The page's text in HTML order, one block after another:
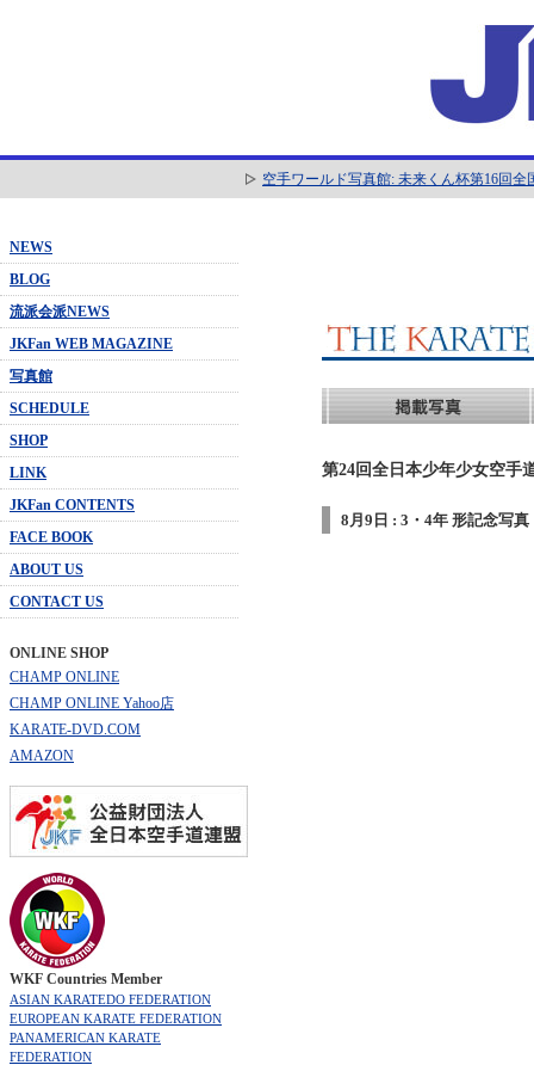
空手ワールド写真館: 未来くん杯第16回
NEWS
BLOG
流派会派NEWS
JKFan WEB MAGAZINE
写真館
SCHEDULE
SHOP
LINK
JKFan CONTENTS
FACE BOOK
ABOUT US
CONTACT US
ONLINE SHOP
CHAMP ONLINE
CHAMP ONLINE Yahoo店
KARATE-DVD.COM
AMAZON
WKF Countries Member
ASIAN KARATEDO FEDERATION
EUROPEAN KARATE FEDERATION
PANAMERICAN KARATE
FEDERATION
第24回全日本少年少女空手
8月9日 : 3・4年 形記念写真